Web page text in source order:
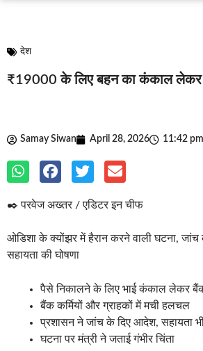
देश
₹19000 के लिए बहन का कंकाल लेकर
Samay Siwan April 28, 2026 11:42 pm
✒️ परवेज अख्तर / एडिटर इन चीफ
ओडिशा के क्योंझर में हैरान करने वाली घटना,
सहायता की घोषणा
पैसे निकालने के लिए भाई कंकाल लेकर
बैंक कर्मियों और ग्राहकों में मची हलचल
प्रशासन ने जांच के दिए आदेश, सहायता
घटना पर मंत्री ने जताई गंभीर चिंता